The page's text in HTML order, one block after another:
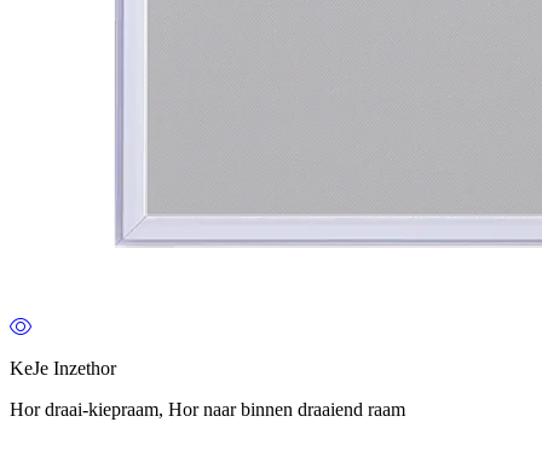
KeJe Inzethor
Hor draai-kiepraam, Hor naar binnen draaiend raam